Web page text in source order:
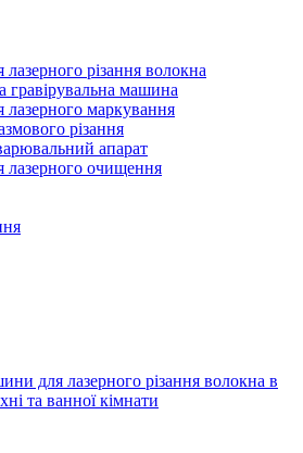
різання волокна
гравірувальна машина
маркування
різання
апарат
очищення
для лазерного різання волокна в
та ванної кімнати